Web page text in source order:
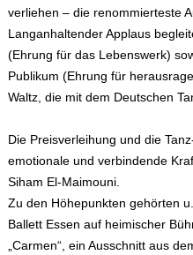
verliehen – die renommierteste
Langanhaltender Applaus
(Ehrung für das Lebenswerk)
Publikum (Ehrung für
Waltz, die mit dem Deutschen
Die Preisverleihung und die
emotionale und verbindende
Siham El-Maimouni.
Zu den Höhepunkten gehörten
Ballett Essen auf heimischer
„Carmen“, ein Ausschnitt aus